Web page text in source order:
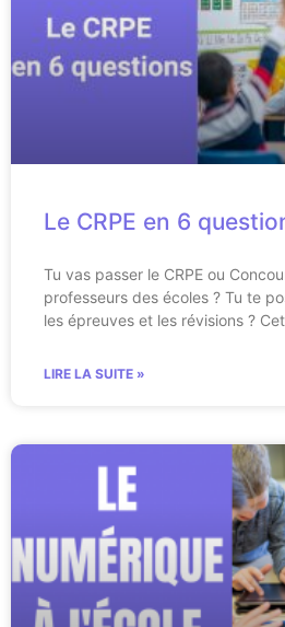
Le CRPE en 6
Tu vas passer le CRPE ou
professeurs des écoles ? Tu te
les épreuves et les révisions ?
LIRE LA SUITE »